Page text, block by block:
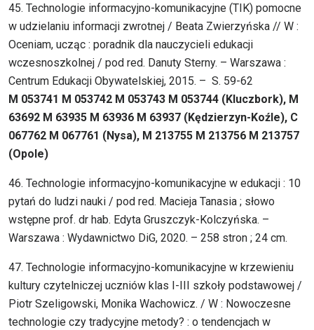
45. Technologie informacyjno-komunikacyjne (TIK) pomocne
w udzielaniu informacji zwrotnej / Beata Zwierzyńska // W :
Oceniam, ucząc : poradnik dla nauczycieli edukacji
wczesnoszkolnej / pod red. Danuty Sterny. – Warszawa :
Centrum Edukacji Obywatelskiej, 2015. – S. 59-62
M 053741 M 053742 M 053743 M 053744 (Kluczbork), M
63692 M 63935 M 63936 M 63937 (Kędzierzyn-Koźle), C
067762 M 067761 (Nysa), M 213755 M 213756 M 213757
(Opole)
46. Technologie informacyjno-komunikacyjne w edukacji : 10
pytań do ludzi nauki / pod red. Macieja Tanasia ; słowo
wstępne prof. dr hab. Edyta Gruszczyk-Kolczyńska. –
Warszawa : Wydawnictwo DiG, 2020. – 258 stron ; 24 cm.
47. Technologie informacyjno-komunikacyjne w krzewieniu
kultury czytelniczej uczniów klas I-III szkoły podstawowej /
Piotr Szeligowski, Monika Wachowicz. / W : Nowoczesne
technologie czy tradycyjne metody? : o tendencjach w